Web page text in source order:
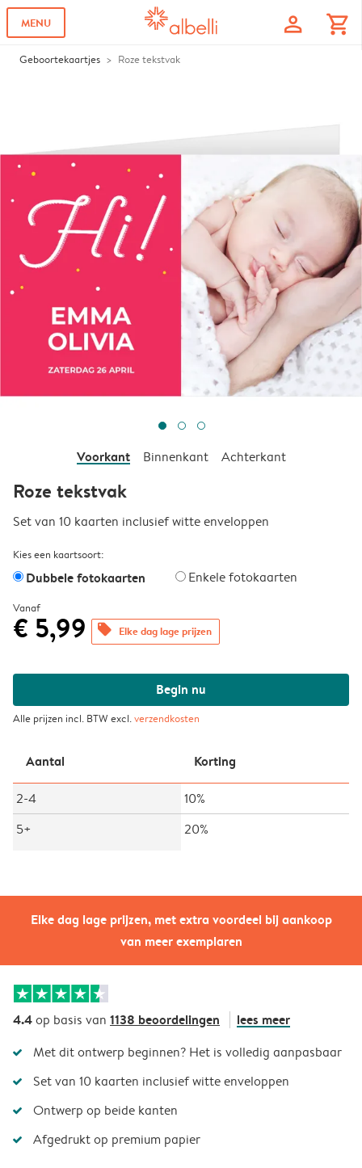
MENU profile shopping_cart
Geboortekaartjes Roze tekstvak
Elke dag lage prijzen, met extra voordeel bij aankoop
van meer exemplaren
Voorkant Binnenkant Achterkant
Roze tekstvak
Set van 10 kaarten inclusief witte enveloppen
Kies een kaartsoort:
Dubbele fotokaarten Enkele fotokaarten
Vanaf
€ 5,99 offers Elke dag lage prijzen
Begin nu
Alle prijzen incl. BTW excl.verzendkosten
Aantal Korting
2-4
10%
5+
20%
4.4op basis van 1138 beoordelingen lees meer
Met dit ontwerp beginnen? Het is volledig aanpasbaar
Set van 10 kaarten inclusief witte enveloppen
Ontwerp op beide kanten
Afgedrukt op premium papier